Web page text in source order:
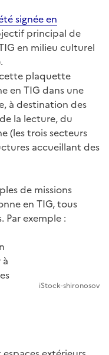
signée en
principal de
en milieu culturel
plaquette
en TIG dans une
à destination des
la lecture, du
(les trois secteurs
accueillant des
de missions
en TIG, tous
Par exemple :
iStock-shironosov